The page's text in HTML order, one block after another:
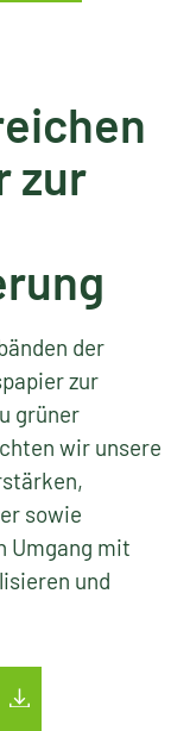
zur
der
zur
grüner
wir unsere
sowie
Umgang mit
und